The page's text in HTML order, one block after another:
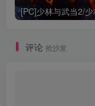
评论 抢沙发